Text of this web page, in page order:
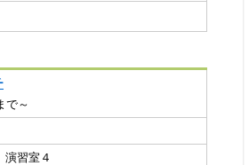
で～
習室４